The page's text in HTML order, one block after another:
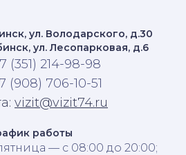
ул. Володарского, д.30
ул. Лесопарковая, д.6
(351) 214-98-98
(908) 706-10-51
vizit@vizit74.ru
работы
— с 08:00 до 20:00;